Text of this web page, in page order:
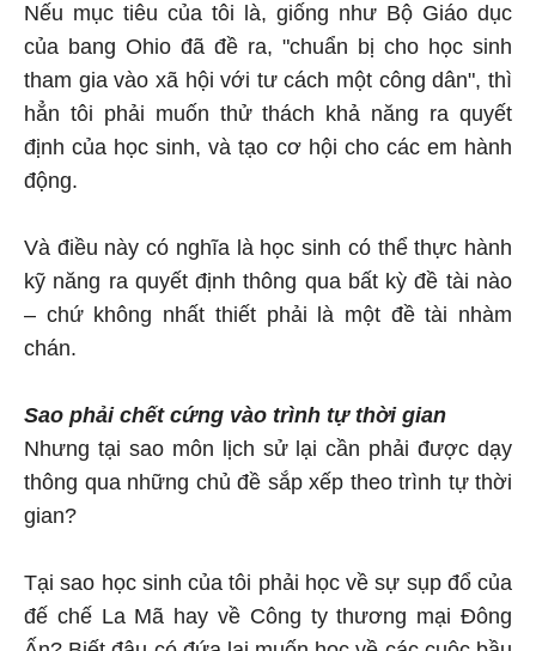
Nếu mục tiêu của tôi là, giống như Bộ Giáo dục
của bang Ohio đã đề ra, "chuẩn bị cho học sinh
tham gia vào xã hội với tư cách một công dân", thì
hẳn tôi phải muốn thử thách khả năng ra quyết
định của học sinh, và tạo cơ hội cho các em hành
động.
Và điều này có nghĩa là học sinh có thể thực hành
kỹ năng ra quyết định thông qua bất kỳ đề tài nào
– chứ không nhất thiết phải là một đề tài nhàm
chán.
Sao phải chết cứng vào trình tự thời gian
Nhưng tại sao môn lịch sử lại cần phải được dạy
thông qua những chủ đề sắp xếp theo trình tự thời
gian?
Tại sao học sinh của tôi phải học về sự sụp đổ của
đế chế La Mã hay về Công ty thương mại Đông